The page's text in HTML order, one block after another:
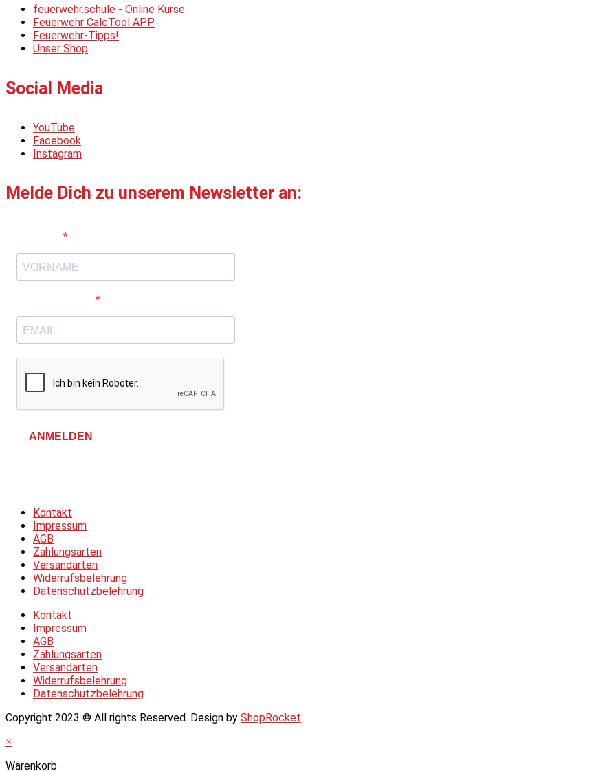
feuerwehr.schule - Online Kurse
Feuerwehr CalcTool APP
Feuerwehr-Tipps!
Unser Shop
Social Media
YouTube
Facebook
Instagram
Melde Dich zu unserem Newsletter an:
ANMELDEN
Kontakt
Impressum
AGB
Zahlungsarten
Versandarten
Widerrufsbelehrung
Datenschutzbelehrung
Kontakt
Impressum
AGB
Zahlungsarten
Versandarten
Widerrufsbelehrung
Datenschutzbelehrung
Copyright 2023 © All rights Reserved. Design by ShopRocket
×
Warenkorb